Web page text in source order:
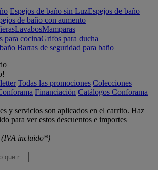
Espejos de baño sin LuzEspejos de baño
de baño con aumento
LavabosMamparas
para cocinaGrifos para ducha
Barras de seguridad para baño
Todas las promociones Colecciones
Financiación Catálogos Conforama
y servicios son aplicados en el carrito. Haz
para ver estos descuentos e importes
(IVA incluido*)